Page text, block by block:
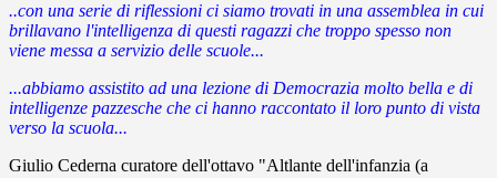
..con una serie di riflessioni ci siamo trovati in una assemblea in cui
brillavano l'intelligenza di questi ragazzi che troppo spesso non
viene messa a servizio delle scuole...
...abbiamo assistito ad una lezione di Democrazia molto bella e di
intelligenze pazzesche che ci hanno raccontato il loro punto di vista
verso la scuola...
Giulio Cederna curatore dell'ottavo "Altlante dell'infanzia (a